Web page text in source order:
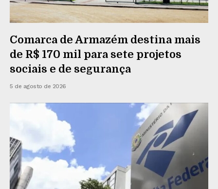
Comarca de Armazém destina mais
de R$ 170 mil para sete projetos
sociais e de segurança
5 de agosto de 2026